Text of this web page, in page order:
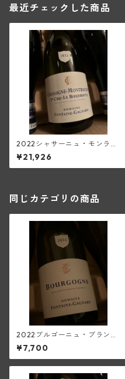
最近チェックした商品
2022シャサーニュ・モンラッ
シェ1級ラ・ブードリオット・
ブラン(フォンテーヌ・ガニャ
ール)
¥21,926
同じカテゴリの商品
2022ブルゴーニュ・ブラン
(フォンテーヌ・ガニャール)
¥7,700